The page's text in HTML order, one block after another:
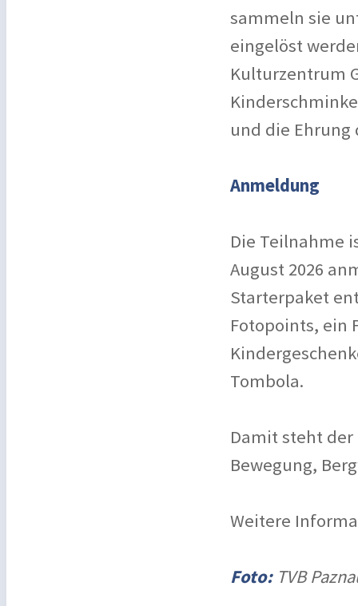
sammeln sie
eingelöst
Kulturzentrum
und die
Anmeldung
Die Teilnahme
August 2026
Starterpaket
Fotopoints, ein
Tombola.
Damit steht der
Bewegung,
Weitere
Foto:TVB